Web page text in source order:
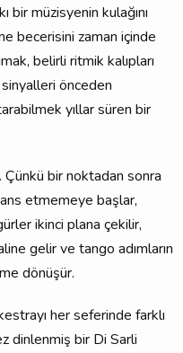
bir müzisyenin kulağını
becerisini zaman içinde
belirli ritmik kalıpları
önceden
yıllar süren bir
Çünkü bir noktadan sonra
etmemeye başlar,
ikinci plana çekilir,
gelir ve tango adımların
dönüşür.
her seferinde farklı
dinlenmiş bir Di Sarli